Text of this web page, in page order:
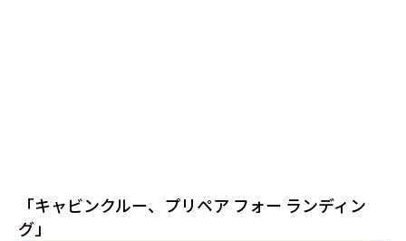
「キャビンクルー、プリペア フォー ランディン
グ」